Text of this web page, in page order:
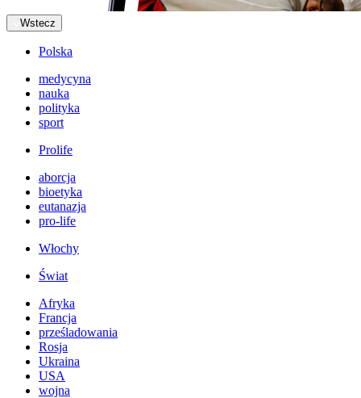
Wstecz
Polska
medycyna
nauka
polityka
sport
Prolife
aborcja
bioetyka
eutanazja
pro-life
Włochy
Świat
Afryka
Francja
prześladowania
Rosja
Ukraina
USA
wojna